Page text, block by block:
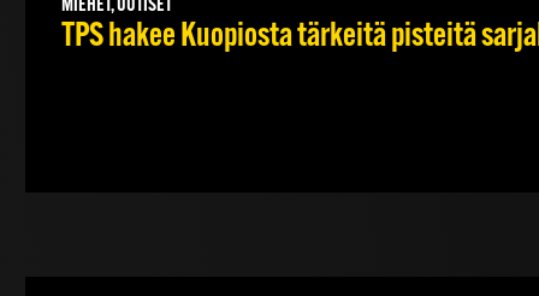
MIEHET, UUTISET
TPS hakee Kuopiosta tärkeitä pisteitä